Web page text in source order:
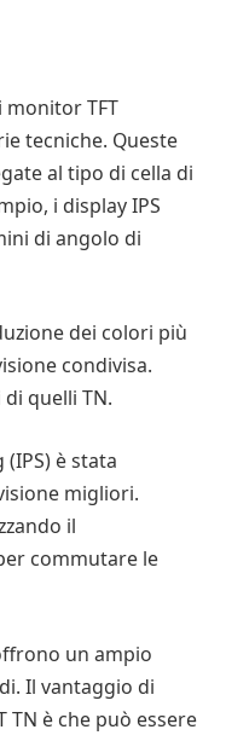
monitor TFT
tecniche. Queste
al tipo di cella di
i display IPS
di angolo di
dei colori più
condivisa.
quelli TN.
è stata
migliori.
il
commutare le
un ampio
Il vantaggio di
TN è che può essere